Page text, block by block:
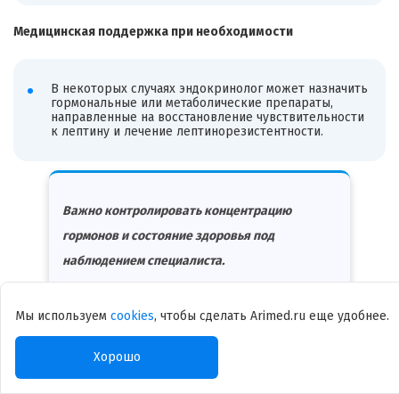
Медицинская поддержка при необходимости
В некоторых случаях эндокринолог может назначить
гормональные или метаболические препараты,
направленные на восстановление чувствительности
к лептину и лечение лептинорезистентности.
Важно контролировать концентрацию
гормонов и состояние здоровья под
наблюдением специалиста.
похудением или резкие колебания веса, не откладывайте —
запишитесь на консультацию к специалисту. Своевременная
Мы используем cookies, чтобы сделать Arimed.ru еще удобнее.
Хорошо